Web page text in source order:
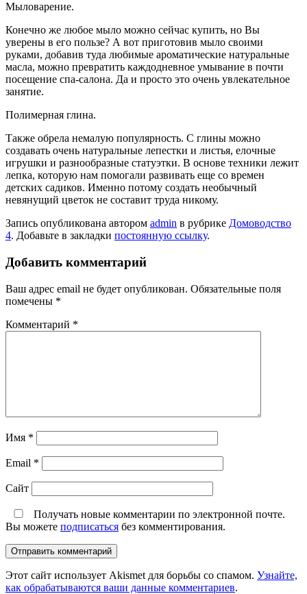
Мыловарение.
Конечно же любое мыло можно сейчас купить, но Вы
уверены в его пользе? А вот приготовив мыло своими
руками, добавив туда любимые ароматические натуральные
масла, можно превратить каждодневное умывание в почти
посещение спа-салона. Да и просто это очень увлекательное
занятие.
Полимерная глина.
Также обрела немалую популярность. С глины можно
создавать очень натуральные лепестки и листья, елочные
игрушки и разнообразные статуэтки. В основе техники лежит
лепка, которую нам помогали развивать еще со времен
детских садиков. Именно потому создать необычный
невянущий цветок не составит труда никому.
Запись опубликована автором admin в рубрике Домоводство
4. Добавьте в закладки постоянную ссылку.
Добавить комментарий
Ваш адрес email не будет опубликован. Обязательные поля
помечены *
Комментарий *
Имя *
Email *
Сайт
Получать новые комментарии по электронной почте.
Вы можете подписаться без комментирования.
Этот сайт использует Akismet для борьбы со спамом. Узнайте,
как обрабатываются ваши данные комментариев.